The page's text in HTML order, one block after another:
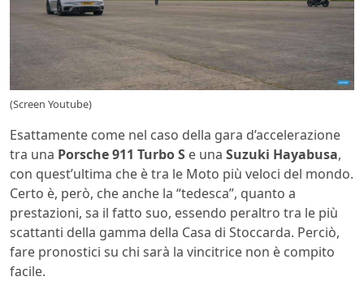
(Screen Youtube)
Esattamente come nel caso della gara d’accelerazione
tra una Porsche 911 Turbo S e una Suzuki Hayabusa,
con quest’ultima che è tra le Moto più veloci del mondo.
Certo è, però, che anche la “tedesca”, quanto a
prestazioni, sa il fatto suo, essendo peraltro tra le più
scattanti della gamma della Casa di Stoccarda. Perciò,
fare pronostici su chi sarà la vincitrice non è compito
facile.